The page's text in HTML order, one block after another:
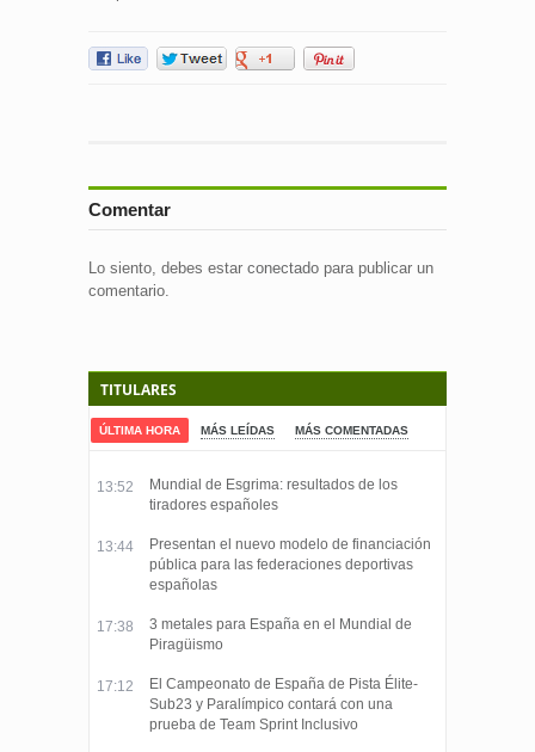
Comentar
Lo siento, debes estar conectado para publicar un
comentario.
TITULARES
ÚLTIMA HORA MÁS LEÍDAS MÁS COMENTADAS
13:52
Mundial de Esgrima: resultados de los
tiradores españoles
13:44
Presentan el nuevo modelo de financiación
pública para las federaciones deportivas
españolas
17:38
3 metales para España en el Mundial de
Piragüismo
17:12
El Campeonato de España de Pista Élite-
Sub23 y Paralímpico contará con una
prueba de Team Sprint Inclusivo